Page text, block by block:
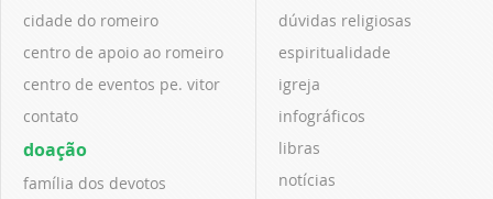
cidade do romeiro
centro de apoio ao romeiro
centro de eventos pe. vitor
contato
doação
família dos devotos
dúvidas religiosas
espiritualidade
igreja
infográficos
libras
notícias